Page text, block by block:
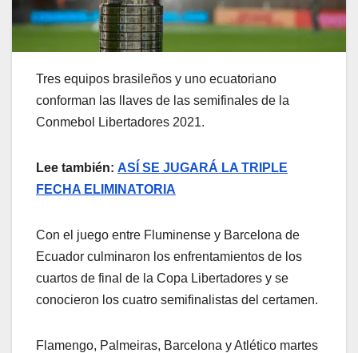
Tres equipos brasileños y uno ecuatoriano
conforman las llaves de las semifinales de la
Conmebol Libertadores 2021.
Lee también: ASÍ SE JUGARÁ LA TRIPLE
FECHA ELIMINATORIA
Con el juego entre Fluminense y Barcelona de
Ecuador culminaron los enfrentamientos de los
cuartos de final de la Copa Libertadores y se
conocieron los cuatro semifinalistas del certamen.
Flamengo, Palmeiras, Barcelona y Atlético martes